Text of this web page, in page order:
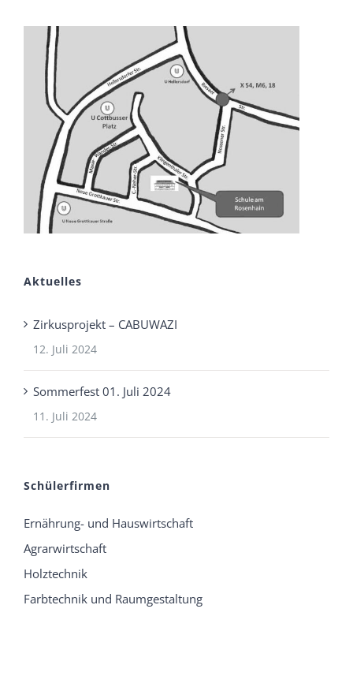
Aktuelles
Zirkusprojekt – CABUWAZI
12. Juli 2024
Sommerfest 01. Juli 2024
11. Juli 2024
Schülerfirmen
Ernährung- und Hauswirtschaft
Agrarwirtschaft
Holztechnik
Farbtechnik und Raumgestaltung